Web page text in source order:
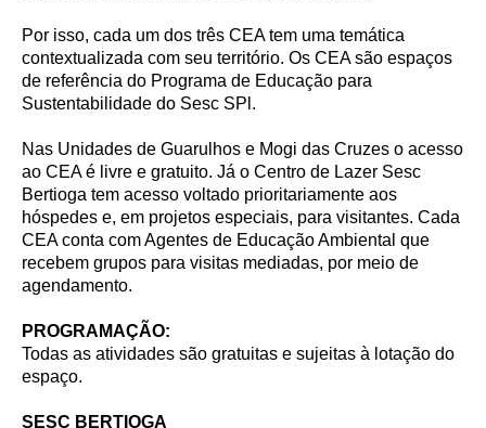
Por isso, cada um dos três CEA tem uma temática
contextualizada com seu território. Os CEA são espaços
de referência do Programa de Educação para
Sustentabilidade do Sesc SPl.
Nas Unidades de Guarulhos e Mogi das Cruzes o acesso
ao CEA é livre e gratuito. Já o Centro de Lazer Sesc
Bertioga tem acesso voltado prioritariamente aos
hóspedes e, em projetos especiais, para visitantes. Cada
CEA conta com Agentes de Educação Ambiental que
recebem grupos para visitas mediadas, por meio de
agendamento.
PROGRAMAÇÃO:
Todas as atividades são gratuitas e sujeitas à lotação do
espaço.
SESC BERTIOGA